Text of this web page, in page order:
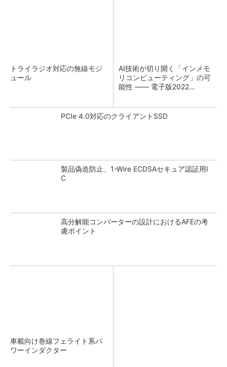
トライラジオ対応の無線モジ
ュール
AI技術が切り開く「インメモ
リコンピューティング」の可
能性 ―― 電子版2022...
PCIe 4.0対応のクライアントSSD
製品偽造防止、1-Wire ECDSAセキュア認証用I
C
高分解能コンバーターの設計におけるAFEの考
慮ポイント
車載向け巻線フェライト系パ
ワーインダクター